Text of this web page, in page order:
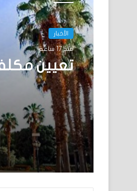
الأخبار
منذ 17 ساعة
تعيين